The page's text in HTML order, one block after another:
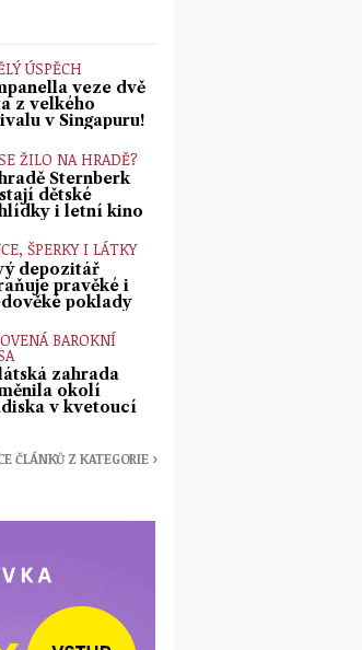
ÚSPĚCH
veze dvě
z velkého
v Singapuru!
ŽILO NA HRADĚ?
Šternberk
dětské
i letní kino
ŠPERKY I LÁTKY
depozitář
pravěké i
poklady
BAROKNÍ
zahrada
okolí
v kvetoucí
ČLÁNKŮ Z KATEGORIE ›